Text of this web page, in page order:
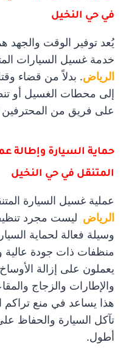
في حي النخيل
يُعد توفير الوقت والجهد
خدمة غسيل السيارات
الرياض. بدلاً من قضاء
إلى محطات الغسيل أو
على فريق من المحترفين
حماية السيارة وإطالة
المتنقل في حي النخيل
عملية غسيل السيارة
الرياض ليست مجرد
وسيلة فعالة لحماية
منظفات ذات جودة عالية
يعملون على إزالة
والإطارات والزجاج
هذا يساعد في منع تراكم
تآكل السيارة والحفاظ
أطول.